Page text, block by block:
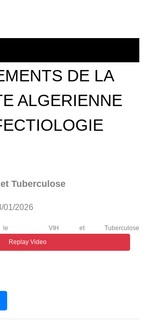
DE LA
ALGERIENNE
Tuberculose
01/2026
le VIH et Tuberculose
Replay Video